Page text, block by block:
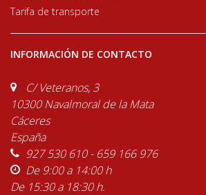
Tarifa de transporte
INFORMACIÓN DE CONTACTO
C/ Veteranos, 3
10300 Navalmoral de la Mata
Cáceres
España
927 530 610 - 659 166 976
De 9:00 a 14:00 h
De 15:30 a 18:30 h.